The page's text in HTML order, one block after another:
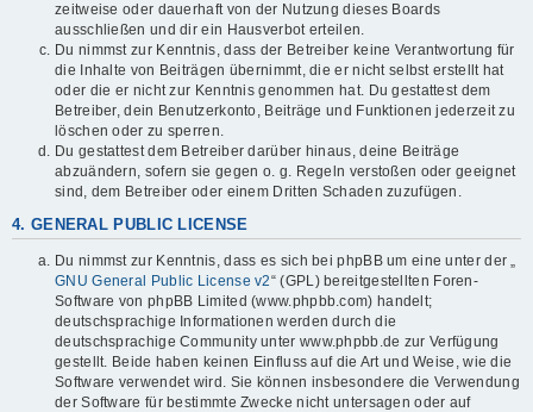
zeitweise oder dauerhaft von der Nutzung dieses Boards
ausschließen und dir ein Hausverbot erteilen.
Du nimmst zur Kenntnis, dass der Betreiber keine Verantwortung für
die Inhalte von Beiträgen übernimmt, die er nicht selbst erstellt hat
oder die er nicht zur Kenntnis genommen hat. Du gestattest dem
Betreiber, dein Benutzerkonto, Beiträge und Funktionen jederzeit zu
löschen oder zu sperren.
Du gestattest dem Betreiber darüber hinaus, deine Beiträge
abzuändern, sofern sie gegen o. g. Regeln verstoßen oder geeignet
sind, dem Betreiber oder einem Dritten Schaden zuzufügen.
4. GENERAL PUBLIC LICENSE
Du nimmst zur Kenntnis, dass es sich bei phpBB um eine unter der „
GNU General Public License v2“ (GPL) bereitgestellten Foren-
Software von phpBB Limited (www.phpbb.com) handelt;
deutschsprachige Informationen werden durch die
deutschsprachige Community unter www.phpbb.de zur Verfügung
gestellt. Beide haben keinen Einfluss auf die Art und Weise, wie die
Software verwendet wird. Sie können insbesondere die Verwendung
der Software für bestimmte Zwecke nicht untersagen oder auf